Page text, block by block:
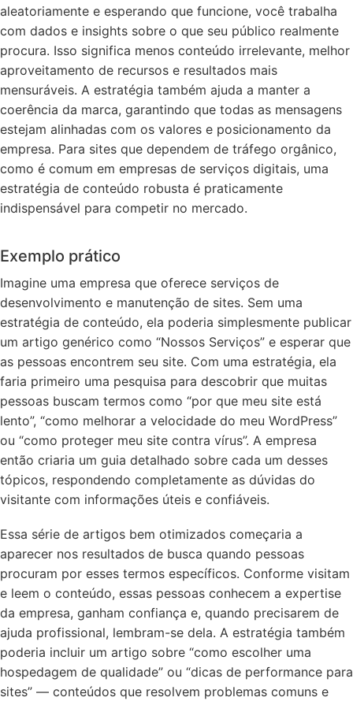
aleatoriamente e esperando que funcione, você trabalha
com dados e insights sobre o que seu público realmente
procura. Isso significa menos conteúdo irrelevante, melhor
aproveitamento de recursos e resultados mais
mensuráveis. A estratégia também ajuda a manter a
coerência da marca, garantindo que todas as mensagens
estejam alinhadas com os valores e posicionamento da
empresa. Para sites que dependem de tráfego orgânico,
como é comum em empresas de serviços digitais, uma
estratégia de conteúdo robusta é praticamente
indispensável para competir no mercado.
Exemplo prático
Imagine uma empresa que oferece serviços de
desenvolvimento e manutenção de sites. Sem uma
estratégia de conteúdo, ela poderia simplesmente publicar
um artigo genérico como “Nossos Serviços” e esperar que
as pessoas encontrem seu site. Com uma estratégia, ela
faria primeiro uma pesquisa para descobrir que muitas
pessoas buscam termos como “por que meu site está
lento”, “como melhorar a velocidade do meu WordPress”
ou “como proteger meu site contra vírus”. A empresa
então criaria um guia detalhado sobre cada um desses
tópicos, respondendo completamente as dúvidas do
visitante com informações úteis e confiáveis.
Essa série de artigos bem otimizados começaria a
aparecer nos resultados de busca quando pessoas
procuram por esses termos específicos. Conforme visitam
e leem o conteúdo, essas pessoas conhecem a expertise
da empresa, ganham confiança e, quando precisarem de
ajuda profissional, lembram-se dela. A estratégia também
poderia incluir um artigo sobre “como escolher uma
hospedagem de qualidade” ou “dicas de performance para
sites” — conteúdos que resolvem problemas comuns e